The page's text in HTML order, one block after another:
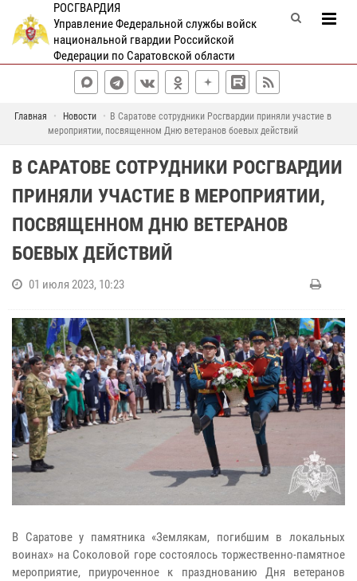
РОСГВАРДИЯ
Управление Федеральной службы войск
национальной гвардии Российской
Федерации по Саратовской области
Главная Новости
В Саратове сотрудники Росгвардии приняли участие в
мероприятии, посвященном Дню ветеранов боевых действий
В САРАТОВЕ СОТРУДНИКИ РОСГВАРДИИ
ПРИНЯЛИ УЧАСТИЕ В МЕРОПРИЯТИИ,
ПОСВЯЩЕННОМ ДНЮ ВЕТЕРАНОВ
БОЕВЫХ ДЕЙСТВИЙ
01 июля 2023, 10:23
В Саратове у памятника «Землякам, погибшим в локальных
воинах» на Соколовой горе состоялось торжественно-памятное
мероприятие, приуроченное к празднованию Дня ветеранов